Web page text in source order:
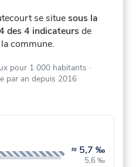
se situesous la
des 4 indicateurs de
commune.
pour 1 000 habitants ·
par an depuis 2016
≈ 5,7 ‰
5,6 ‰